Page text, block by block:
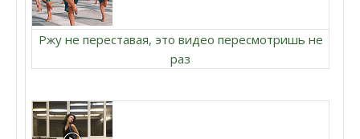
Ржу не переставая, это видео пересмотришь не
раз